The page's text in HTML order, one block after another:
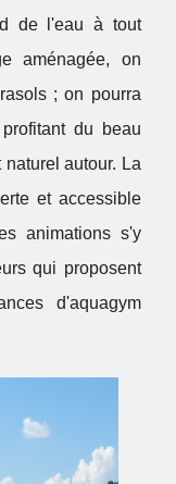
de l'eau à tout
aménagée, on
; on pourra
du beau
autour. La
et accessible
animations s'y
qui proposent
d'aquagym